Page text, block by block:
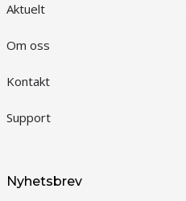
Aktuelt
Om oss
Kontakt
Support
Nyhetsbrev